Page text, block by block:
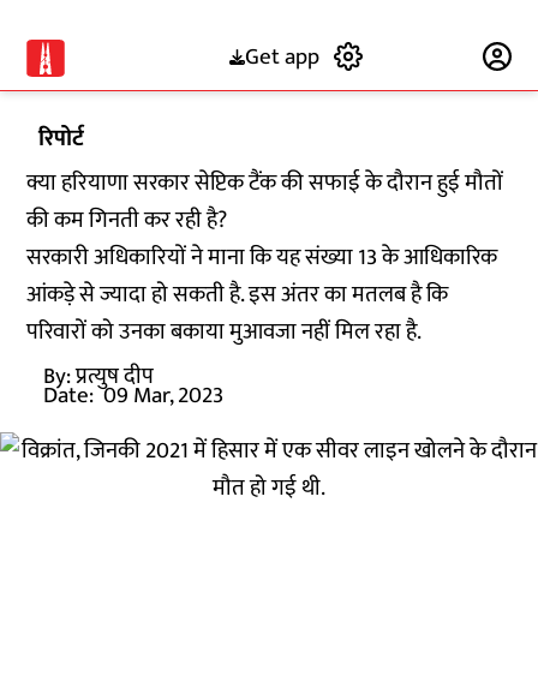
Get app
रिपोर्ट
क्या हरियाणा सरकार सेप्टिक टैंक की सफाई के दौरान हुई मौतों
की कम गिनती कर रही है?
सरकारी अधिकारियों ने माना कि यह संख्या 13 के आधिकारिक
आंकड़े से ज्यादा हो सकती है. इस अंतर का मतलब है कि
परिवारों को उनका बकाया मुआवजा नहीं मिल रहा है.
By:प्रत्युष दीप
Date: 09 Mar, 2023